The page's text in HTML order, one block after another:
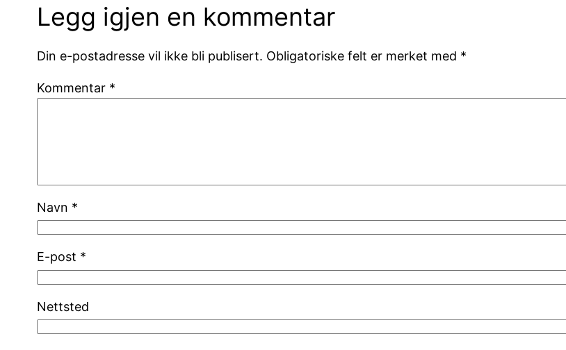
Legg igjen en kommentar
Din e-postadresse vil ikke bli publisert. Obligatoriske felt er merket med *
Kommentar *
Navn *
E-post *
Nettsted